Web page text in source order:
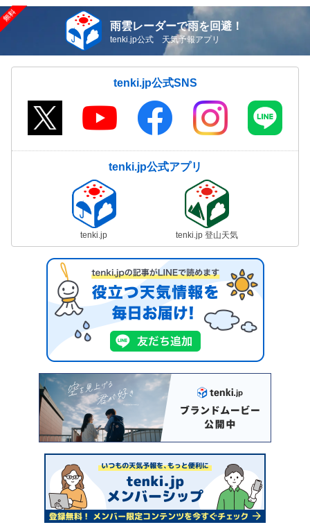
雨雲レーダーで雨を回避！
tenki.jp公式 天気予報アプリ
tenki.jp公式SNS
tenki.jp公式アプリ
tenki.jp tenki.jp 登山天気